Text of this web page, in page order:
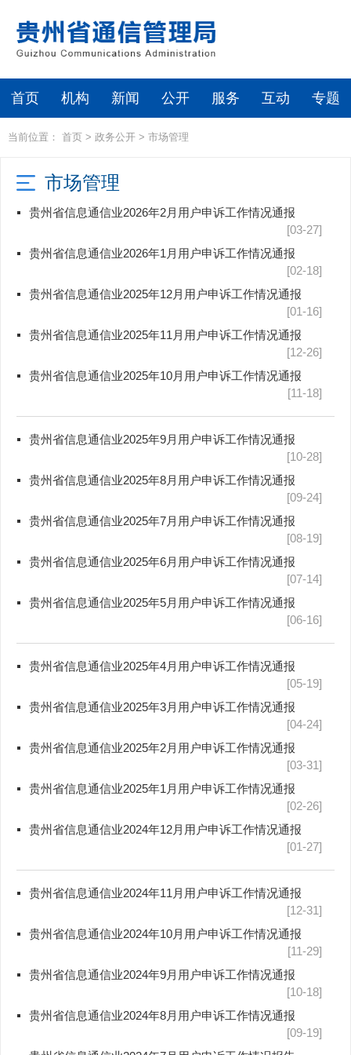
首页 机构 新闻 公开 服务 互动 专题
当前位置： 首页 > 政务公开 > 市场管理
市场管理
贵州省信息通信业2026年2月用户申诉工作情况通报
[03-27]
贵州省信息通信业2026年1月用户申诉工作情况通报
[02-18]
贵州省信息通信业2025年12月用户申诉工作情况通报
[01-16]
贵州省信息通信业2025年11月用户申诉工作情况通报
[12-26]
贵州省信息通信业2025年10月用户申诉工作情况通报
[11-18]
贵州省信息通信业2025年9月用户申诉工作情况通报
[10-28]
贵州省信息通信业2025年8月用户申诉工作情况通报
[09-24]
贵州省信息通信业2025年7月用户申诉工作情况通报
[08-19]
贵州省信息通信业2025年6月用户申诉工作情况通报
[07-14]
贵州省信息通信业2025年5月用户申诉工作情况通报
[06-16]
贵州省信息通信业2025年4月用户申诉工作情况通报
[05-19]
贵州省信息通信业2025年3月用户申诉工作情况通报
[04-24]
贵州省信息通信业2025年2月用户申诉工作情况通报
[03-31]
贵州省信息通信业2025年1月用户申诉工作情况通报
[02-26]
贵州省信息通信业2024年12月用户申诉工作情况通报
[01-27]
贵州省信息通信业2024年11月用户申诉工作情况通报
[12-31]
贵州省信息通信业2024年10月用户申诉工作情况通报
[11-29]
贵州省信息通信业2024年9月用户申诉工作情况通报
[10-18]
贵州省信息通信业2024年8月用户申诉工作情况通报
[09-19]